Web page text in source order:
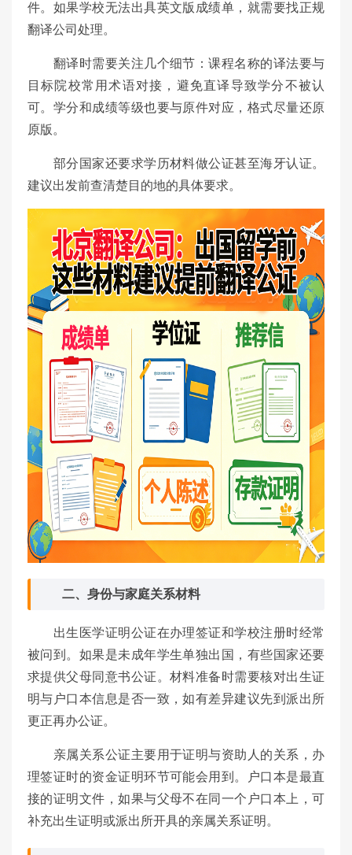
件。如果学校无法出具英文版成绩单，就需要找正规
翻译公司处理。
翻译时需要关注几个细节：课程名称的译法要与
目标院校常用术语对接，避免直译导致学分不被认
可。学分和成绩等级也要与原件对应，格式尽量还原
原版。
部分国家还要求学历材料做公证甚至海牙认证。
建议出发前查清楚目的地的具体要求。
二、身份与家庭关系材料
出生医学证明公证在办理签证和学校注册时经常
被问到。如果是未成年学生单独出国，有些国家还要
求提供父母同意书公证。材料准备时需要核对出生证
明与户口本信息是否一致，如有差异建议先到派出所
更正再办公证。
亲属关系公证主要用于证明与资助人的关系，办
理签证时的资金证明环节可能会用到。户口本是最直
接的证明文件，如果与父母不在同一个户口本上，可
补充出生证明或派出所开具的亲属关系证明。